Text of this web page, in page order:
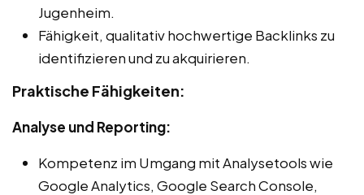
Jugenheim.
Fähigkeit, qualitativ hochwertige Backlinks zu
identifizieren und zu akquirieren.
Praktische Fähigkeiten:
Analyse und Reporting:
Kompetenz im Umgang mit Analysetools wie
Google Analytics, Google Search Console,